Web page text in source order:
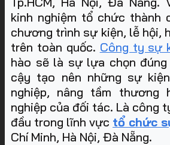
kinh nghiệm tổ chức thành
chương trình sự kiện, lễ hội,
trên toàn quốc. Công ty sự
hào sẽ là sự lựa chọn
cậy tạo nên những sự
nghiệp, nâng tầm thương
nghiệp của đối tác. Là công
đầu trong lĩnh vực tổ chức
Chí Minh, Hà Nội, Đà Nẵng.